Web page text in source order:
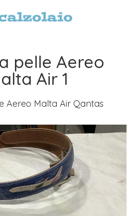
pelle Aereo
Air 1
Aereo Malta Air Qantas